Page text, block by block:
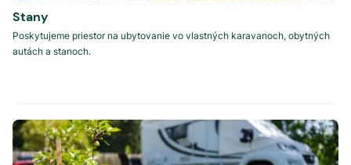
Stany
Poskytujeme priestor na ubytovanie vo vlastných karavanoch, obytných
autách a stanoch.